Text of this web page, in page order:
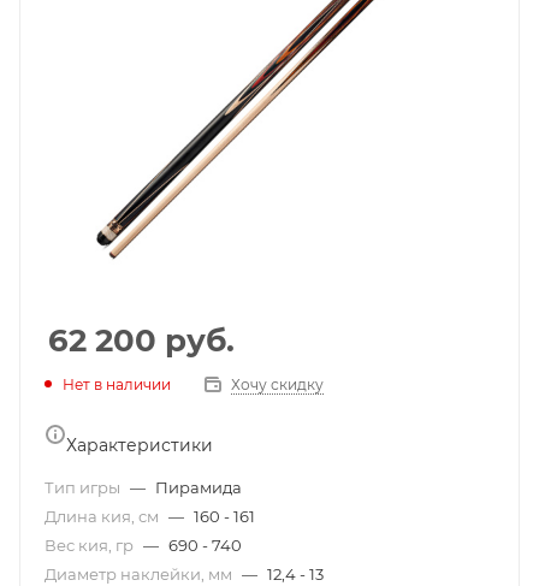
62 200 руб.
Нет в наличии Хочу скидку
Характеристики
Тип игры — Пирамида
Длина кия, см — 160 - 161
Вес кия, гр — 690 - 740
Диаметр наклейки, мм — 12,4 - 13